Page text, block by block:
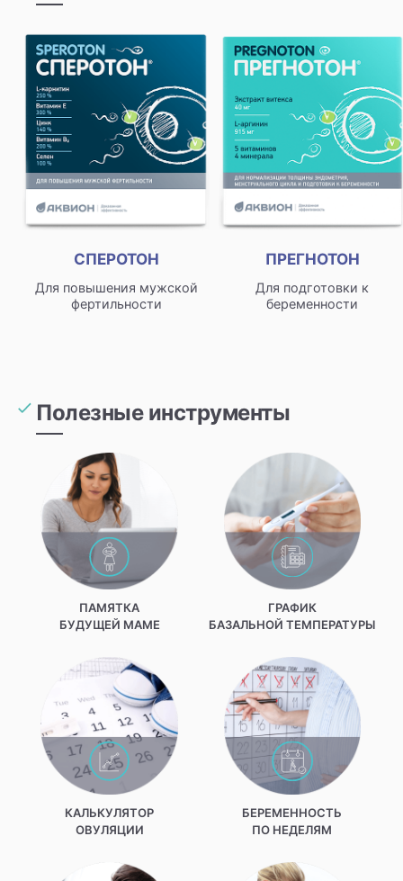
СПЕРОТОН
Для повышения мужской
фертильности
ПРЕГНОТОН
Для подготовки к
беременности
Полезные инструменты
ПАМЯТКА
БУДУЩЕЙ МАМЕ
ГРАФИК
БАЗАЛЬНОЙ ТЕМПЕРАТУРЫ
КАЛЬКУЛЯТОР
ОВУЛЯЦИИ
БЕРЕМЕННОСТЬ
ПО НЕДЕЛЯМ